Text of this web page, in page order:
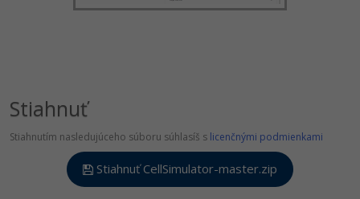
Stiahnuť
Stiahnutím nasledujúceho súboru súhlasíš s licenčnými podmienkami
Stiahnuť CellSimulator-master.zip